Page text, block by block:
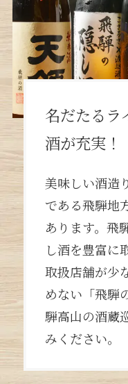
名だたるラ
酒が充実！
美味しい酒造
である飛騨地
あります。飛
し酒を豊富に
取扱店舗が少
めない「飛騨
騨高山の酒蔵
みください。